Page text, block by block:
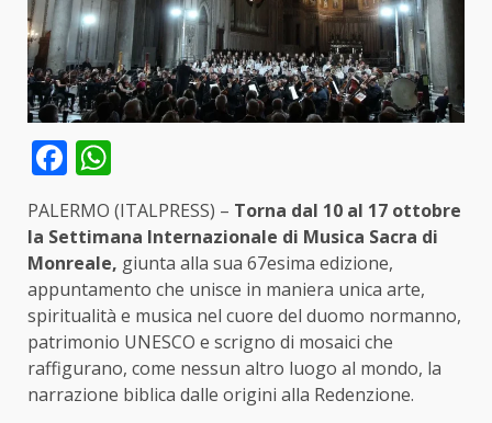
Facebook
PALERMO (ITALPRESS) – Torna dal 10 al 17 ottobre
la Settimana Internazionale di Musica Sacra di
Monreale, giunta alla sua 67esima edizione,
appuntamento che unisce in maniera unica arte,
spiritualità e musica nel cuore del duomo normanno,
patrimonio UNESCO e scrigno di mosaici che
raffigurano, come nessun altro luogo al mondo, la
narrazione biblica dalle origini alla Redenzione.